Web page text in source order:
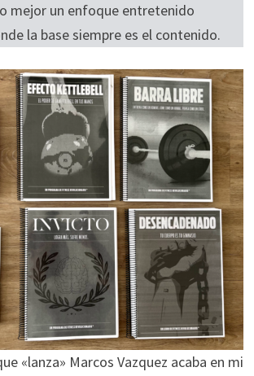
mejor un enfoque entretenido
la base siempre es el contenido.
«lanza» Marcos Vazquez acaba en mi